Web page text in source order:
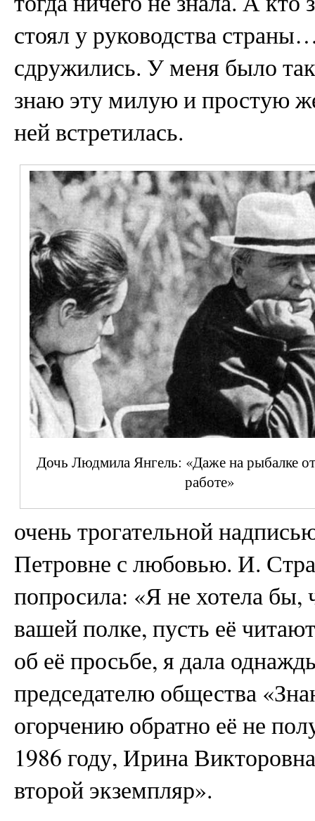
стоял у руководства
сдружились. У меня было
знаю эту милую и простую
ней встретилась.
Дочь Людмила Янгель: «Даже на рыбалке
работе»
очень трогательной
Петровне с любовью. И.
попросила: «Я не хотела бы,
вашей полке, пусть её
об её просьбе, я дала
председателю общества
огорчению обратно её не
1986 году, Ирина
второй экземпляр».